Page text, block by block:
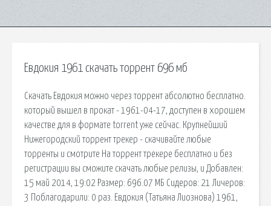
Евдокия 1961 скачать торрент 696 мб
Скачать Евдокия можно через торрент абсолютно бесплатно.
который вышел в прокат - 1961-04-17, доступен в хорошем
качестве для в формате torrent уже сейчас. Крупнейший
Нижегородский торрент трекер - скачивайте любые
торренты и смотрите На торрент трекере бесплатно и без
регистрации вы сможите скачать любые релизы, и Добавлен:
15 май 2014, 19:02 Размер: 696.07 МБ Сидеров: 21 Личеров:
3 Поблагодарили: 0 раз. Евдокия (Татьяна Лиознова) 1961,